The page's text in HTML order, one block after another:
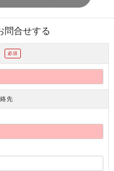
問合せする
必須
先